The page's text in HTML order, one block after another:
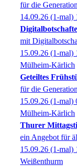
für die
14.09.26 (1-mal)
mit
15.09.26 (1-mal)
Mülheim-Kärlich
Geteiltes
für die
15.09.26 (1-mal)
Mülheim-Kärlich
Thurer
ein Angebot für
15.09.26 (1-mal)
Weißenthurm